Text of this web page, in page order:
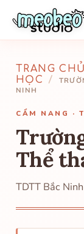
TRANG CHỦ
HỌC
/
NINH
CẨM NANG ·
Thể
TDTT Bắc Ninh